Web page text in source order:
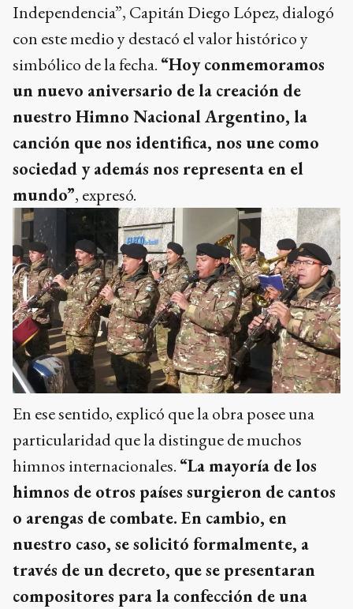
Independencia”, Capitán Diego López, dialogó
con este medio y destacó el valor histórico y
simbólico de la fecha. “Hoy conmemoramos
un nuevo aniversario de la creación de
nuestro Himno Nacional Argentino, la
canción que nos identifica, nos une como
sociedad y además nos representa en el
mundo”, expresó.
En ese sentido, explicó que la obra posee una
particularidad que la distingue de muchos
himnos internacionales. “La mayoría de los
himnos de otros países surgieron de cantos
o arengas de combate. En cambio, en
nuestro caso, se solicitó formalmente, a
través de un decreto, que se presentaran
compositores para la confección de una